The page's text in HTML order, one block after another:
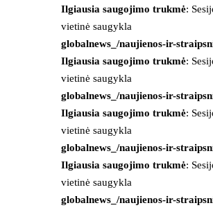
Ilgiausia saugojimo trukmė:
vietinė saugykla
globalnews_/naujienos-ir-
Ilgiausia saugojimo trukmė:
vietinė saugykla
globalnews_/naujienos-ir-
Ilgiausia saugojimo trukmė:
vietinė saugykla
globalnews_/naujienos-ir-
Ilgiausia saugojimo trukmė:
vietinė saugykla
globalnews_/naujienos-ir-